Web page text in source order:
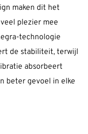
maken dit het
plezier mee
technologie
de stabiliteit, terwijl
absorbeert
beter gevoel in elke